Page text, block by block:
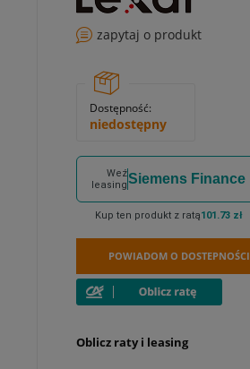
zapytaj o produkt
Dostępność:
niedostępny
Weź
leasingSiemens Finance
Kup ten produkt z ratą101.73 zł
POWIADOM O DOSTEPNOŚCI
Oblicz raty i leasing